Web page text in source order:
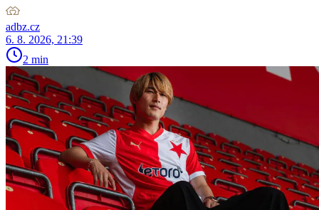
adbz.cz
6. 8. 2026, 21:39
2 min